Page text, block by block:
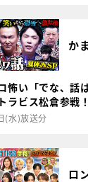
か
怖い「でな、話
ラビス松倉参戦！
(水)放送分
ロ